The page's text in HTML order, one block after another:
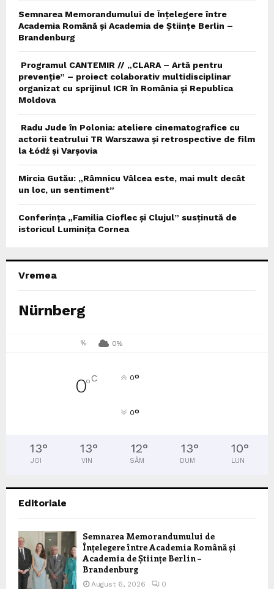
Semnarea Memorandumului de Înțelegere între
Academia Română și Academia de Științe Berlin –
Brandenburg
Programul CANTEMIR // „CLARA – Artă pentru
prevenție” – proiect colaborativ multidisciplinar
organizat cu sprijinul ICR în România și Republica
Moldova
Radu Jude în Polonia: ateliere cinematografice cu
actorii teatrului TR Warszawa și retrospective de film
la Łódź și Varșovia
Mircia Gutău: „Râmnicu Vâlcea este, mai mult decât
un loc, un sentiment”
Conferința „Familia Cioflec și Clujul” susținută de
istoricul Luminița Cornea
Vremea
Nürnberg
% 0%
0°C 0°
0°
13°
JOI
13°
VIN
12°
SÂM
13°
DUM
10°
LUN
Editoriale
Semnarea Memorandumului de
Înțelegere între Academia Română și
Academia de Științe Berlin –
Brandenburg
August 6, 2026 0